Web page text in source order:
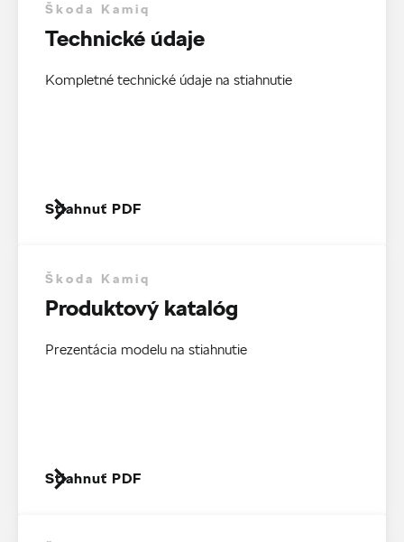
Škoda Kamiq
Technické údaje
Kompletné technické údaje na stiahnutie
Stiahnuť PDF
Škoda Kamiq
Produktový katalóg
Prezentácia modelu na stiahnutie
Stiahnuť PDF